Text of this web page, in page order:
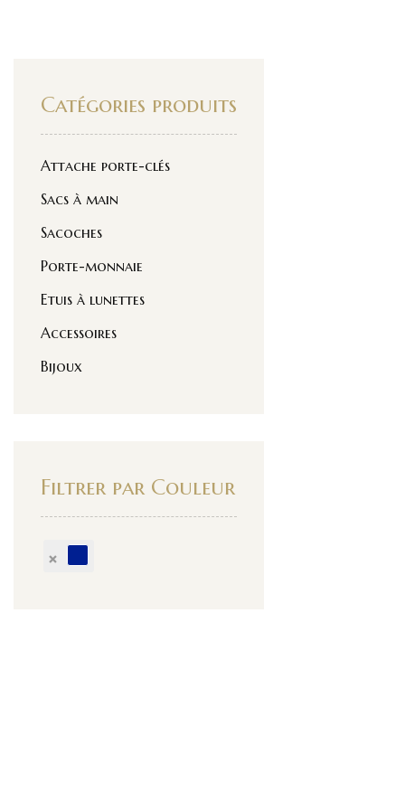
Catégories produits
Attache porte-clés
Sacs à main
Sacoches
Porte-monnaie
Etuis à lunettes
Accessoires
Bijoux
Filtrer par Couleur